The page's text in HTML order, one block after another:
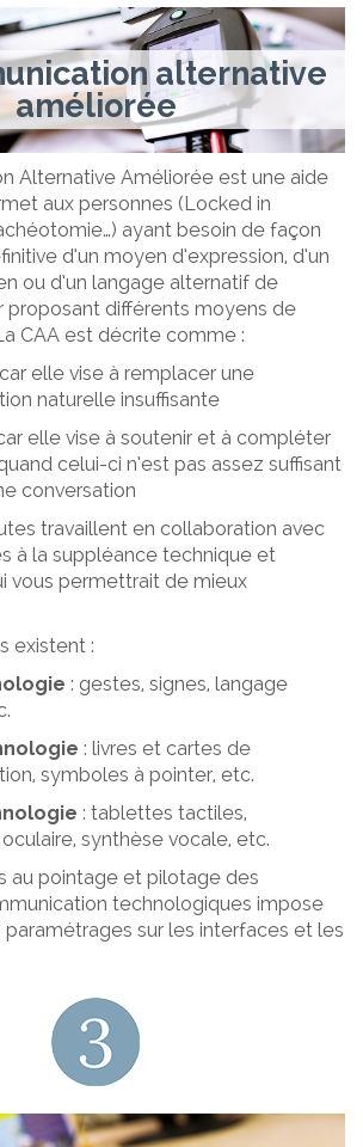
alternative
améliorée
Alternative Améliorée est une aide
aux personnes (Locked in
ayant besoin de façon
d’un moyen d’expression, d’un
ou d’un langage alternatif de
proposant différents moyens de
CAA est décrite comme :
elle vise à remplacer une
naturelle insuffisante
elle vise à soutenir et à compléter
celui-ci n’est pas assez suffisant
conversation
travaillent en collaboration avec
à la suppléance technique et
vous permettrait de mieux
existent :
: gestes, signes, langage
: livres et cartes de
symboles à pointer, etc.
: tablettes tactiles,
synthèse vocale, etc.
au pointage et pilotage des
technologiques impose
paramétrages sur les interfaces et les